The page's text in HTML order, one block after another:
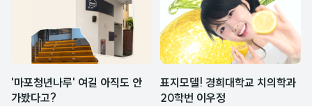
요
'마포청년나루' 여길 아직도 안
가봤다고?
표지모델! 경희대학교 치의학과
20학번 이우정